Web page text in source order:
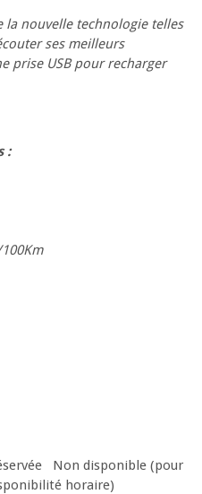
la nouvelle technologie telles
ses meilleurs
prise USB pour recharger
:
Non disponible (pour
horaire)